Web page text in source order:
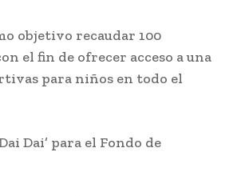
objetivo recaudar 100
el fin de ofrecer acceso a una
para niños en todo el
Dai’ para el Fondo de